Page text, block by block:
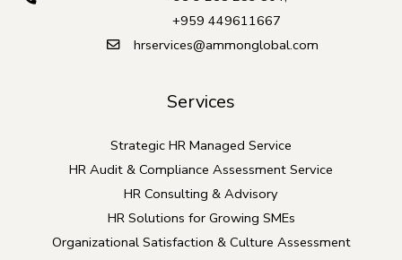
+959 449611667
hrservices@ammonglobal.com
Services
Strategic HR Managed Service
HR Audit & Compliance Assessment Service
HR Consulting & Advisory
HR Solutions for Growing SMEs
Organizational Satisfaction & Culture Assessment